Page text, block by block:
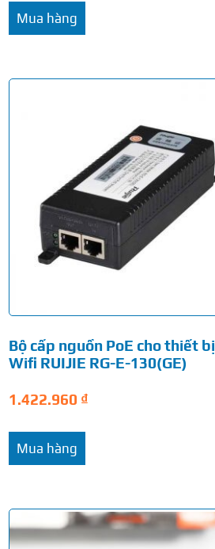
Mua hàng
Bộ cấp nguồn PoE cho thiết bị
Wifi RUIJIE RG-E-130(GE)
1.422.960 ₫
Mua hàng